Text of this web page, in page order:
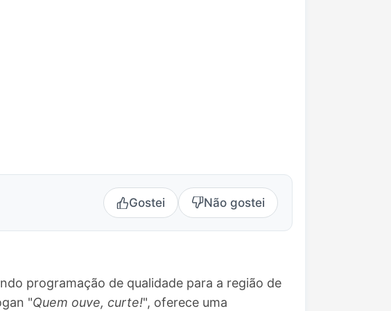
Gostei Não gostei
programação de qualidade para a região de
"Quem ouve, curte!", oferece uma